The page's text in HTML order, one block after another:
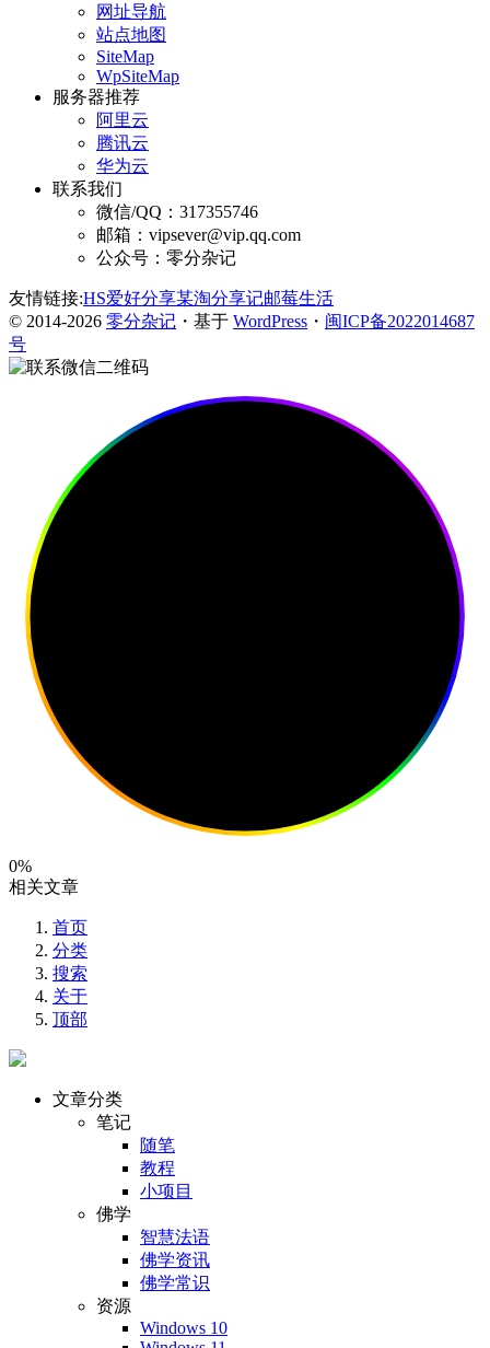
网址导航
站点地图
SiteMap
WpSiteMap
服务器推荐
阿里云
腾讯云
华为云
联系我们
微信/QQ：317355746
邮箱：vipsever@vip.qq.com
公众号：零分杂记
友情链接:HS爱好分享某淘分享记邮莓生活
© 2014-2026 零分杂记 ・基于 WordPress ・ 闽ICP备2022014687
号
0%
相关文章
首页
分类
搜索
关于
顶部
文章分类
笔记
随笔
教程
小项目
佛学
智慧法语
佛学资讯
佛学常识
资源
Windows 10